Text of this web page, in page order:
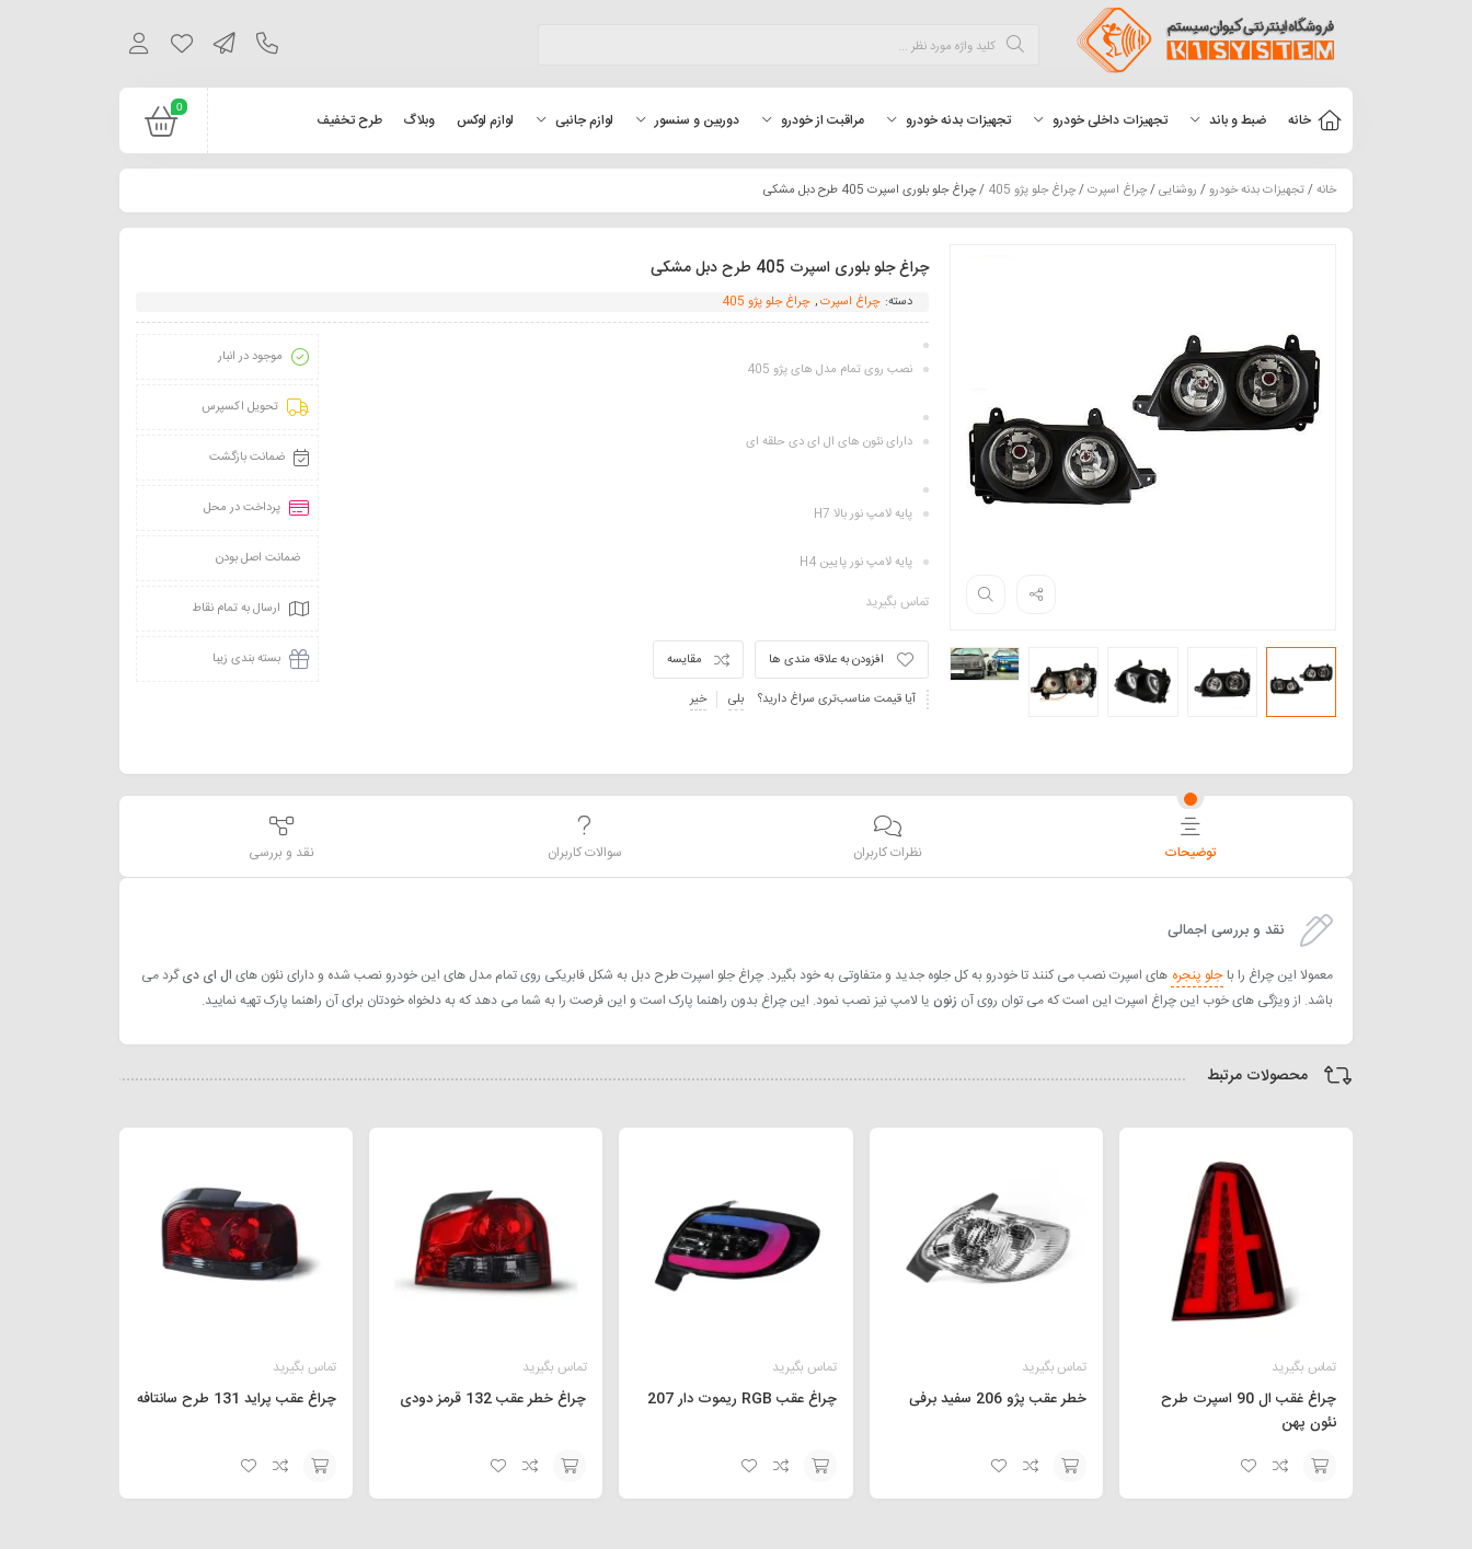
0
خانه ضبط و باند تجهیزات داخلی خودرو تجهیزات بدنه خودرو مراقبت از خودرو دوربین و سنسور لوازم جانبی لوازم لوکس وبلاگ طرح تخفیف
خانه/تجهیزات بدنه خودرو/ روشنایی/چراغ اسپرت/چراغ جلو پژو 405 / چراغ جلو بلوری اسپرت 405 طرح دبل مشکی
چراغ جلو بلوری اسپرت 405 طرح دبل مشکی
دسته: چراغ اسپرت, چراغ جلو پژو 405
نصب روی تمام مدل های پژو 405
دارای نئون های ال ای دی حلقه ای
پایه لامپ نور بالا H7
پایه لامپ نور پایین H4
تماس بگیرید
مقایسه
افزودن به علاقه مندی ها
آیا قیمت مناسب‌تری سراغ دارید؟
بلی خیر
موجود در انبار
تحویل اکسپرس
ضمانت بازگشت
پرداخت در محل
ضمانت اصل بودن
ارسال به تمام نقاط
بسته بندی زیبا
توضیحات نظرات کاربران سوالات کاربران نقد و بررسی
نقد و بررسی اجمالی
معمولا این چراغ را با جلو پنجره های اسپرت نصب می کنند تا خودرو به کل جلوه جدید و متفاوتی به خود بگیرد. چراغ جلو اسپرت طرح دبل به شکل فابریکی روی تمام مدل های این خودرو نصب شده و دارای نئون های ال ای دیگرد می
باشد. از ویژگی های خوب این چراغ اسپرت این است که می توان روی آن زنون یا لامپ نیز نصب نمود. این چراغ بدون راهنما پارک است و این فرصت را به شما می دهد که به دلخواه خودتان برای آن راهنما پارک تهیه نمایید.
محصولات مرتبط
تماس بگیرید
چراغ غقب ال 90 اسپرت طرح
نئون پهن
افزودن
تماس بگیرید
خطر عقب پژو 206 سفید برفی
افزودن
تماس بگیرید
چراغ عقب RGB ریموت دار 207
افزودن
تماس بگیرید
چراغ خطر عقب 132 قرمز دودی
افزودن
تماس بگیرید
چراغ عقب پراید 131 طرح سانتافه
افزودن